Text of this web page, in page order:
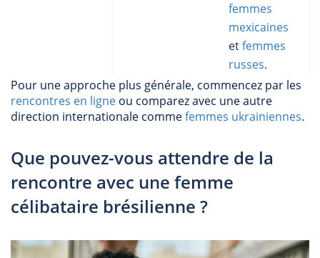
femmes
mexicaines
etfemmes
russes.
Pour une approche plus générale, commencez par les
rencontres en ligne ou comparez avec une autre
direction internationale commefemmes ukrainiennes.
Que pouvez-vous attendre de la
rencontre avec une femme
célibataire brésilienne ?